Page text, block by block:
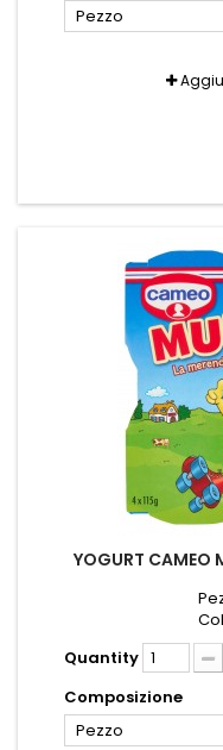
Pezzo
YOGURT CAMEO
Quantity
Composizione
Pezzo